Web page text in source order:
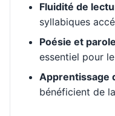
Fluidité de
syllabiques
Poésie et
essentiel pour
Apprentissage
bénéficient de